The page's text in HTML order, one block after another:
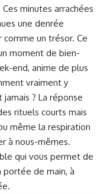
minutes arrachées
une denrée
un trésor. Ce
moment de bien-
end, anime de plus
vraiment y
? La réponse
rituels courts mais
même la respiration
à nous-mêmes.
qui vous permet de
portée de main, à